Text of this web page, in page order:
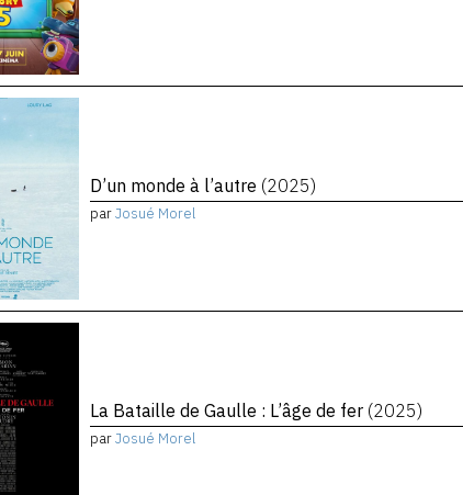
D’un monde à l’autre (2025)
parJosué Morel
La Bataille de Gaulle : L’âge de fer (2025)
parJosué Morel